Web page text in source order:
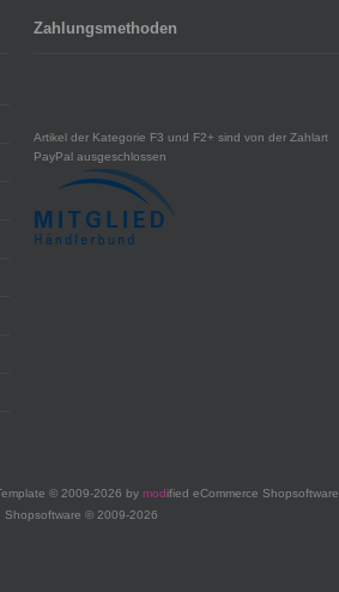
Zahlungsmethoden
Artikel der Kategorie F3 und F2+ sind von der Zahlart
PayPal ausgeschlossen
© 2009-2026 by modified eCommerce Shopsoftware
Shopsoftware © 2009-2026